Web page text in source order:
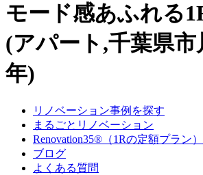
モード感あふれる
(アパート,千葉県市
年)
リノベーション事例を探す
まるごとリノベーション
Renovation35®（1Rの定額プラン）
ブログ
よくある質問